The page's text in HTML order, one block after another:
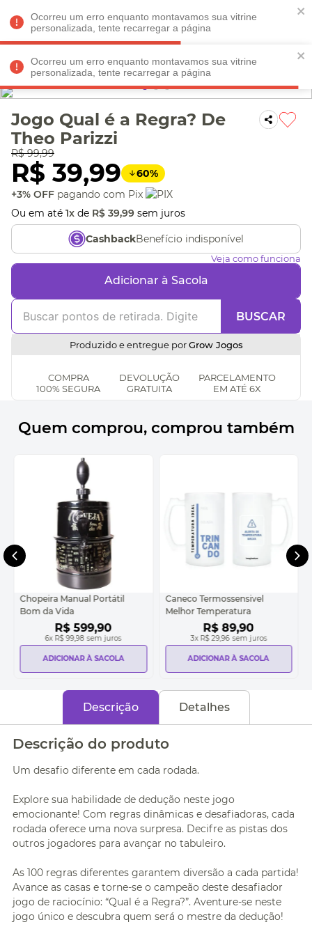
Ocorreu um erro enquanto montavamos sua vitrine
personalizada, tente recarregar a página
Ocorreu um erro enquanto montavamos sua vitrine
personalizada, tente recarregar a página
Faltam REGULAMENTO
Veja produtos perto de você! Informe seu CEP
Jogo Qual é a Regra? De
Theo Parizzi
R$ 99,99
R$ 39,99 60%
+3% OFF pagando com Pix
Ou em até 1x de R$ 39,99 sem juros
CashbackBenefício indisponível
Veja como funciona
Adicionar à Sacola
BUSCAR
Produzido e entregue por Grow Jogos
COMPRA
100% SEGURA
DEVOLUÇÃO
GRATUITA
PARCELAMENTO
EM ATÉ 6X
Quem comprou, comprou também
Chopeira Manual Portátil
Bom da Vida
R$ 599,90
6x R$ 99,98 sem juros
ADICIONAR À SACOLA
Caneco Termossensivel
Melhor Temperatura
R$ 89,90
3x R$ 29,96 sem juros
ADICIONAR À SACOLA
Descrição Detalhes
Descrição do produto
Um desafio diferente em cada rodada.
Explore sua habilidade de dedução neste jogo
emocionante! Com regras dinâmicas e desafiadoras, cada
rodada oferece uma nova surpresa. Decifre as pistas dos
outros jogadores para avançar no tabuleiro.
As 100 regras diferentes garantem diversão a cada partida!
Avance as casas e torne-se o campeão deste desafiador
jogo de raciocínio: “Qual é a Regra?”. Aventure-se neste
jogo único e descubra quem será o mestre da dedução!